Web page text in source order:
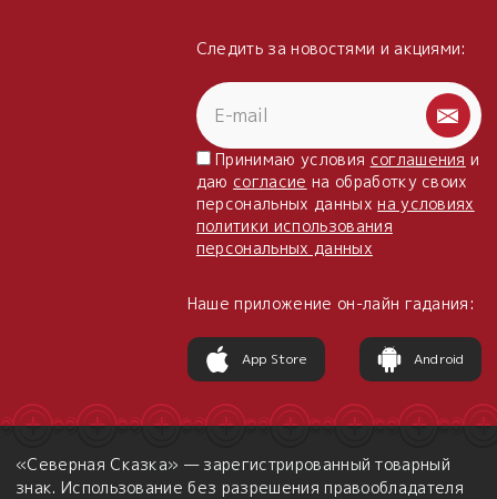
Следить за новостями и акциями:
Принимаю условия соглашения и
даю согласие на обработку своих
персональных данныхна условиях
политики использования
персональных данных
Наше приложение он-лайн гадания:
App Store Android
«Северная Сказка» — зарегистрированный товарный
знак. Использование без разрешения правообладателя